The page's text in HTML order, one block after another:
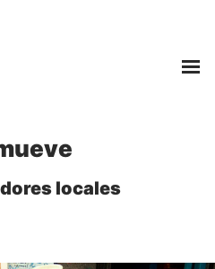
locales